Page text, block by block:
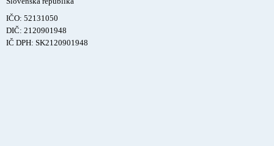
IČO: 52131050
DIČ: 2120901948
IČ DPH: SK2120901948